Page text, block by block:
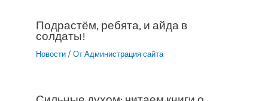
Подрастём, ребята, и айда в
солдаты!
Новости / От Администрация сайта